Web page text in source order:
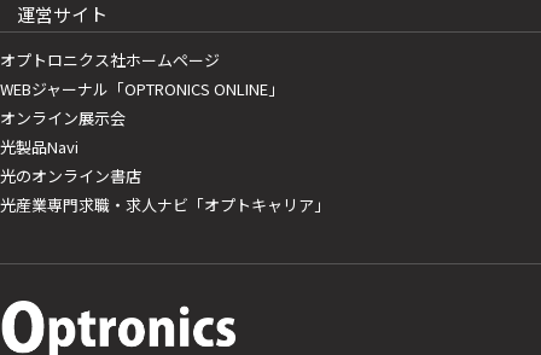
運営サイト
オプトロニクス社ホームページ
WEBジャーナル「OPTRONICS ONLINE」
オンライン展示会
光製品Navi
光のオンライン書店
光産業専門求職・求人ナビ「オプトキャリア」